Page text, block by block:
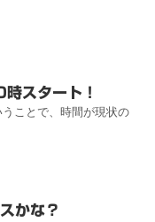
スタート！
ことで、時間が現状の
かな？